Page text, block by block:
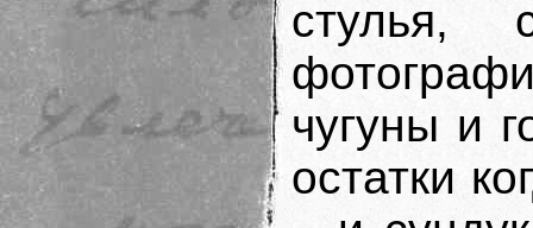
стулья,
чугуны и
остатки